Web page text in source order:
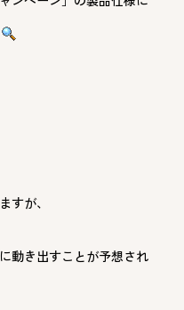
すが、
動き出すことが予想され